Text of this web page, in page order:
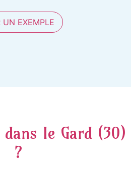
UN EXEMPLE
le Gard (30)
?